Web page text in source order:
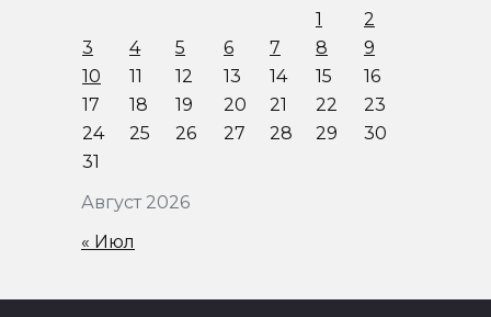
Август 2026
1
2
3
4 5 6 7 8
9
10
11 12 13 14 15
16
17
18 19 20 21 22
23
24
25 26 27 28 29
30
31
« Июл